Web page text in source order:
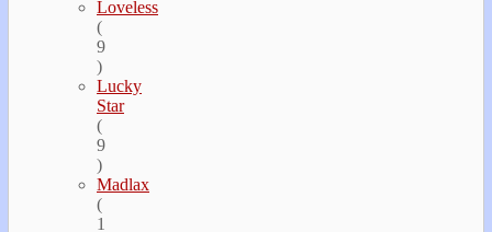
Loveless
(
9
)
Lucky
Star
(
9
)
Madlax
(
1